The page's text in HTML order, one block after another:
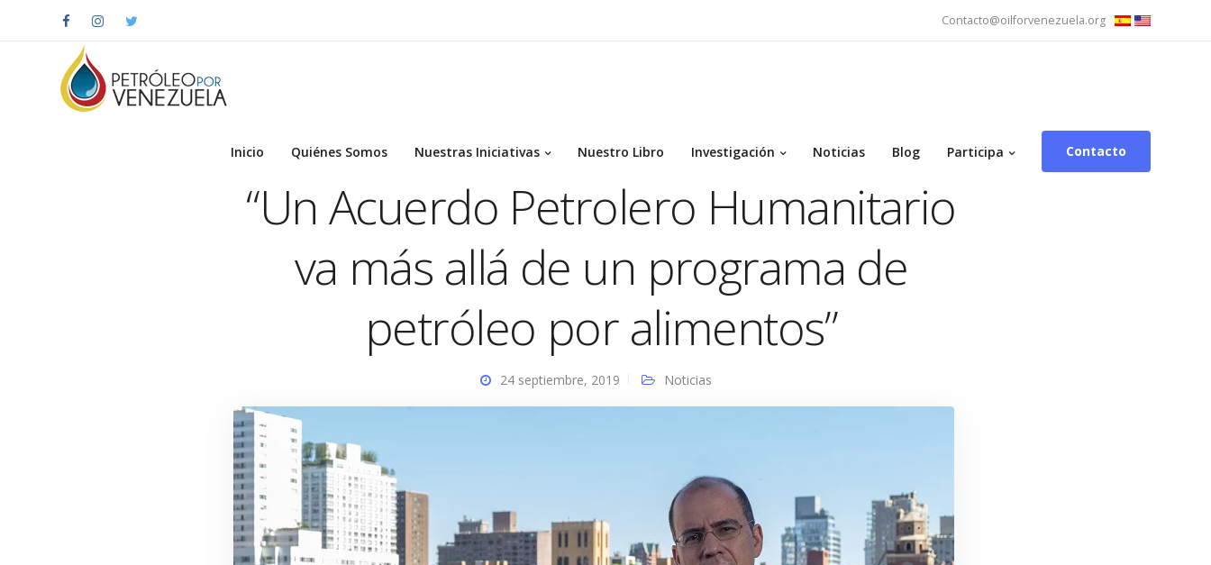
Contacto@oilforvenezuela.org
Inicio Quiénes Somos Nuestras Iniciativas Nuestro Libro Investigación Noticias Blog Participa Contacto
“Un Acuerdo Petrolero Humanitario
va más allá de un programa de
petróleo por alimentos”
24 septiembre, 2019 Noticias